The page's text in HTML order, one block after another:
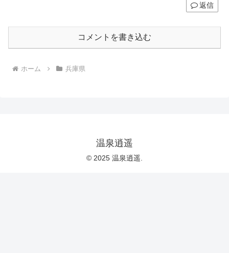
返信
コメントを書き込む
ホーム 兵庫県
温泉逍遥
© 2025 温泉逍遥.